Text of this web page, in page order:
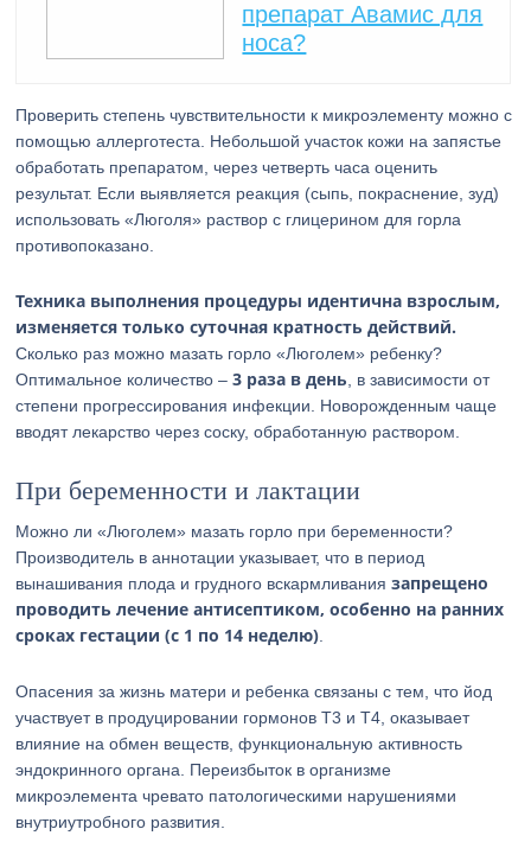
препарат Авамис для
носа?
Проверить степень чувствительности к микроэлементу можно с
помощью аллерготеста. Небольшой участок кожи на запястье
обработать препаратом, через четверть часа оценить
результат. Если выявляется реакция (сыпь, покраснение, зуд)
использовать «Люголя» раствор с глицерином для горла
противопоказано.
Техника выполнения процедуры идентична взрослым,
изменяется только суточная кратность действий.
Сколько раз можно мазать горло «Люголем» ребенку?
Оптимальное количество –3 раза в день , в зависимости от
степени прогрессирования инфекции. Новорожденным чаще
вводят лекарство через соску, обработанную раствором.
При беременности и лактации
Можно ли «Люголем» мазать горло при беременности?
Производитель в аннотации указывает, что в период
вынашивания плода и грудного вскармливаниязапрещено
проводить лечение антисептиком, особенно на ранних
сроках гестации (с 1 по 14 неделю)
Опасения за жизнь матери и ребенка связаны с тем, что йод
участвует в продуцировании гормонов Т3 и Т4, оказывает
влияние на обмен веществ, функциональную активность
эндокринного органа. Переизбыток в организме
микроэлемента чревато патологическими нарушениями
внутриутробного развития.